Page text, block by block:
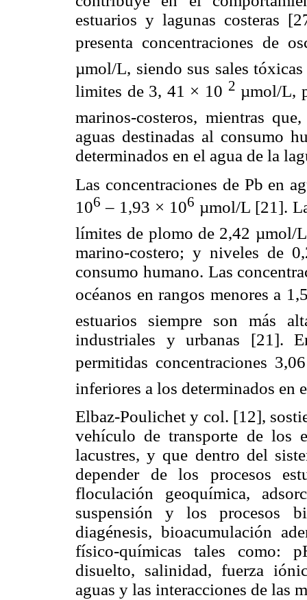
estuarios y lagunas costeras
presenta concentraciones de
µmol/L, siendo sus sales
limites de 3, 41 × 10  2 µmol/L,
marinos-costeros, mientras
aguas destinadas al consumo
determinados en el agua de la
Las concentraciones de Pb en
106 – 1,93 × 106 µmol/L [21].
límites de plomo de 2,42 µmol/L
marino-costero; y niveles de
consumo humano. Las
océanos en rangos menores a
estuarios siempre son más
industriales y urbanas [21].
permitidas concentraciones
inferiores a los determinados en
Elbaz-Poulichet y col. [12],
vehículo de transporte de los
lacustres, y que dentro del
depender de los procesos
floculación geoquímica,
suspensión y los procesos
diagénesis, bioacumulación
físico-químicas tales como:
disuelto, salinidad, fuerza
aguas y las interacciones de las